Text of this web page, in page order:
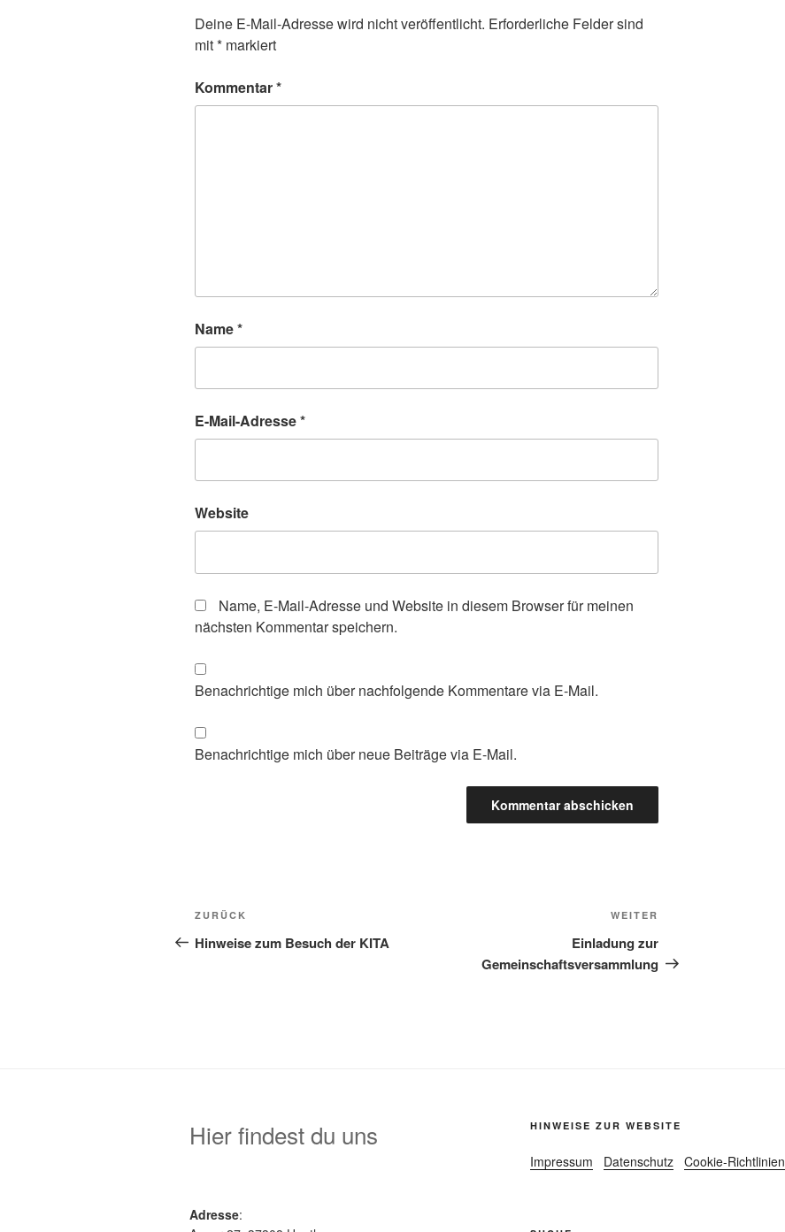
Deine E-Mail-Adresse wird nicht veröffentlicht. Erforderliche Felder sind
mit* markiert
Kommentar*
Name*
E-Mail-Adresse*
Website
Name, E-Mail-Adresse und Website in diesem Browser für meinen
nächsten Kommentar speichern.
Benachrichtige mich über nachfolgende Kommentare via E-Mail.
Benachrichtige mich über neue Beiträge via E-Mail.
Beitragsnavigation
Vorheriger
Beitrag
ZURÜCK
Hinweise zum Besuch der KITA
Beitrag
WEITER
Einladung zur
Gemeinschaftsversammlung
Hier findest du uns
Adresse:
HINWEISE ZUR WEBSITE
Impressum Datenschutz Cookie-Richtlinien